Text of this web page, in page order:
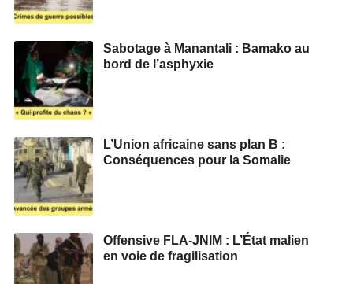
Sabotage à Manantali : Bamako au
bord de l’asphyxie
L’Union africaine sans plan B :
Conséquences pour la Somalie
Offensive FLA-JNIM : L’État malien
en voie de fragilisation